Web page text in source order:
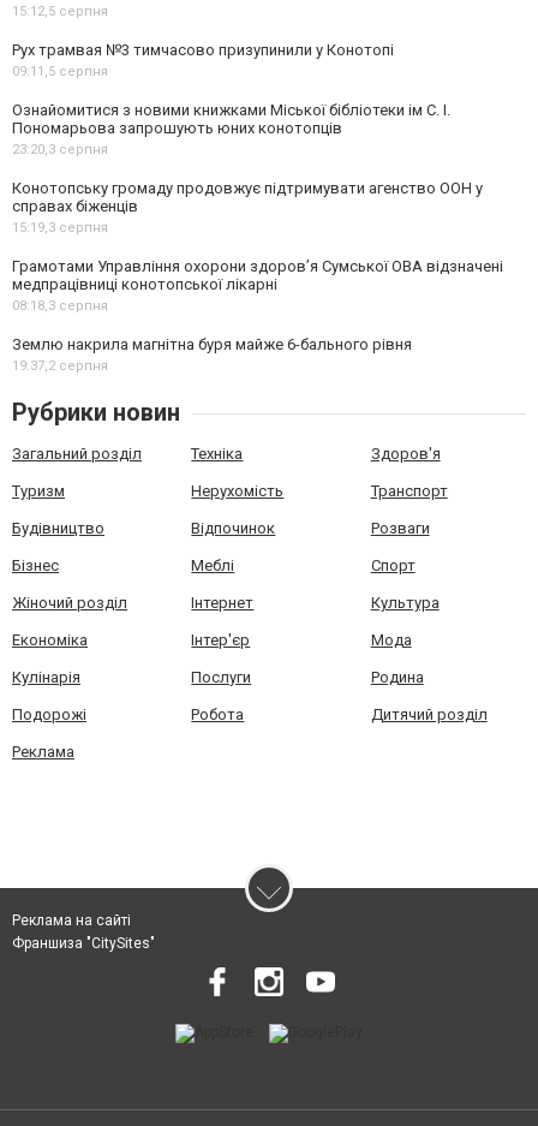
15:12,5 серпня
Рух трамвая №3 тимчасово призупинили у Конотопі
09:11,5 серпня
Ознайомитися з новими книжками Міської бібліотеки ім С. І.
Пономарьова запрошують юних конотопців
23:20,3 серпня
Конотопську громаду продовжує підтримувати агенство ООН у
справах біженців
15:19,3 серпня
Грамотами Управління охорони здоров’я Сумської ОВА відзначені
медпрацівниці конотопської лікарні
08:18,3 серпня
Землю накрила магнітна буря майже 6-бального рівня
19:37,2 серпня
Рубрики новин
Загальний розділ Техніка Здоров'я
Туризм Нерухомість Транспорт
Будівництво Відпочинок Розваги
Бізнес Меблі Спорт
Жіночий розділ Інтернет Культура
Економіка Інтер'єр Мода
Кулінарія Послуги Родина
Подорожі Робота Дитячий розділ
Реклама
Реклама на сайті
Франшиза "CitySites"